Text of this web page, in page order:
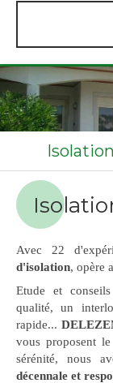
Avec 22
d'isolation, opère
Etude et
qualité, un
rapide...
vous proposent
sérénité, nous
décennale et